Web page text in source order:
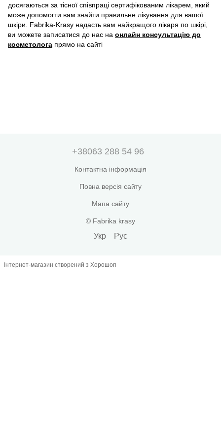
досягаються за тісної співпраці сертифікованим лікарем, який
може допомогти вам знайти правильне лікування для вашої
шкіри. Fabrika-Krasy надасть вам найкращого лікаря по шкірі,
ви можете записатися до нас на онлайн консультацію до
косметолога прямо на сайті
+38063 288 54 96
Контактна інформація
Повна версія сайту
Мапа сайту
© Fabrika krasy
Укр Рус
Інтернет-магазин створений з Хорошоп